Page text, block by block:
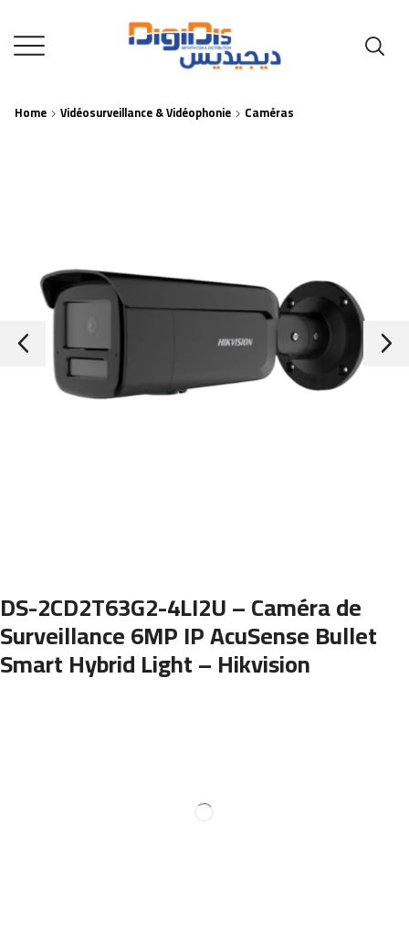
Home Vidéosurveillance & Vidéophonie Caméras
DS-2CD2T63G2-4LI2U – Caméra de
Surveillance 6MP IP AcuSense Bullet
Smart Hybrid Light – Hikvision